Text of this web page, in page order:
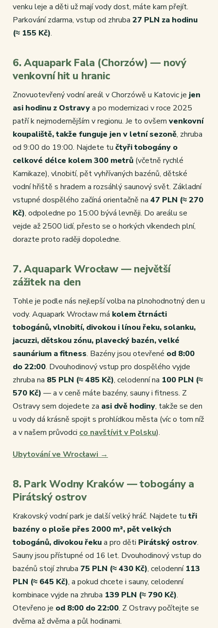
venku leje a děti už mají vody dost, máte kam přejít.
Parkování zdarma, vstup od zhruba 27 PLN za hodinu
(≈ 155 Kč).
6. Aquapark Fala (Chorzów) — nový
venkovní hit u hranic
Znovuotevřený vodní areál v Chorzówě u Katovic je jen
asi hodinu z Ostravya po modernizaci v roce 2025
patří k nejmodernějším v regionu. Je to ovšem venkovní
koupaliště, takže funguje jen v letní sezoně, zhruba
od 9:00 do 19:00. Najdete tu čtyři tobogány o
celkové délce kolem 300 metrů (včetně rychlé
Kamikaze), vlnobití, pět vyhřívaných bazénů, dětské
vodní hřiště s hradem a rozsáhlý saunový svět. Základní
vstupné dospělého začíná orientačně na 47 PLN (≈ 270
Kč), odpoledne po 15:00 bývá levněji. Do areálu se
vejde až 2500 lidí, přesto se o horkých víkendech plní,
dorazte proto raději dopoledne.
7. Aquapark Wrocław — největší
zážitek na den
Tohle je podle nás nejlepší volba na plnohodnotný den u
vody. Aquapark Wrocław má kolem čtrnácti
tobogánů, vlnobití, divokou i línou řeku, solanku,
jacuzzi, dětskou zónu, plavecký bazén, velké
saunárium a fitness. Bazény jsou otevřené od 8:00
do 22:00. Dvouhodinový vstup pro dospělého vyjde
zhruba na 85 PLN (≈ 485 Kč), celodenní na 100 PLN (≈
570 Kč) — a v ceně máte bazény, sauny i fitness. Z
Ostravy sem dojedete za asi dvě hodiny, takže se den
u vody dá krásně spojit s prohlídkou města (víc o tom níž
a v našem průvodci co navštívit v Polsku).
Ubytování ve Wrocławi →
8. Park Wodny Kraków — tobogány a
Pirátský ostrov
Krakovský vodní park je další velký hráč. Najdete tu tři
bazény o ploše přes 2000 m², pět velkých
tobogánů, divokou řekua pro děti Pirátský ostrov.
Sauny jsou přístupné od 16 let. Dvouhodinový vstup do
bazénů stojí zhruba 75 PLN (≈ 430 Kč), celodenní113
PLN (≈ 645 Kč), a pokud chcete i sauny, celodenní
kombinace vyjde na zhruba 139 PLN (≈ 790 Kč).
Otevřeno je od 8:00 do 22:00. Z Ostravy počítejte se
dvěma až dvěma a půl hodinami.